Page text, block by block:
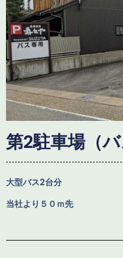
第2駐車場（バ
大型バス2台分
当社より５０ｍ先